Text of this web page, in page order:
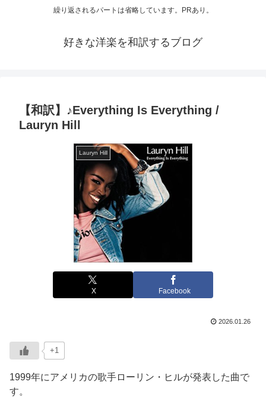
繰り返されるパートは省略しています。PRあり。
好きな洋楽を和訳するブログ
【和訳】♪Everything Is Everything /
Lauryn Hill
Lauryn Hill
X Facebook
2026.01.26
+1
1999年にアメリカの歌手ローリン・ヒルが発表した曲で
す。